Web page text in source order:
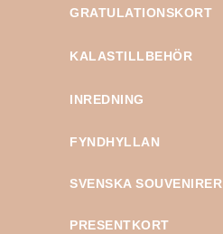
GRATULATIONSKORT
KALASTILLBEHÖR
INREDNING
FYNDHYLLAN
SVENSKA SOUVENIRER
PRESENTKORT